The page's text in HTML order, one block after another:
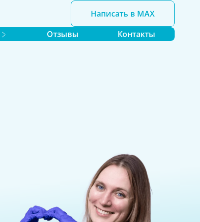
Отзывы Контакты
Написать в MAX